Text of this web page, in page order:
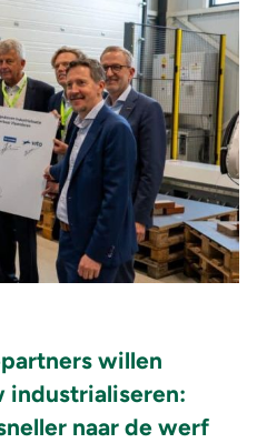
willen
industrialiseren:
naar de werf